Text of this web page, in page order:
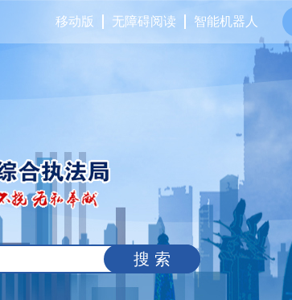
移动版 无障碍阅读 智能机器人
搜 索